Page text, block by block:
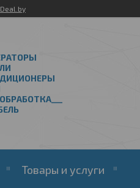
Товары и услуги